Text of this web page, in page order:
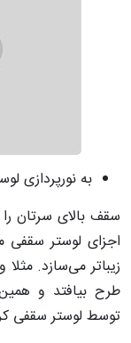
به نورپردازی
سقف بالای سرتان
اجزای لوستر سقفی
زیباتر می‌سازد.
طرح بیافتد و
توسط لوستر سقفی